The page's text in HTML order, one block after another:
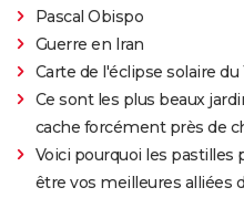
Pascal Obispo
Guerre en Iran
Carte de l'éclipse solaire du
Ce sont les plus beaux
cache forcément près de
Voici pourquoi les pastilles
être vos meilleures alliées